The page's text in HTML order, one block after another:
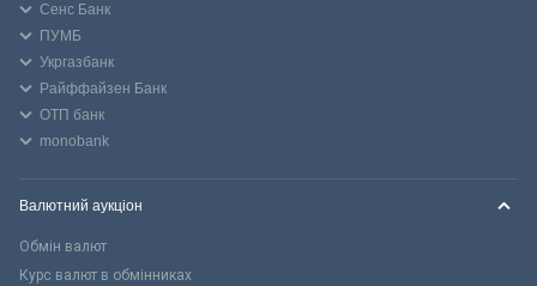
Сенс Банк
ПУМБ
Укргазбанк
Райффайзен Банк
ОТП банк
monobank
Валютний аукціон
Обмін валют
Курс валют в обмінниках